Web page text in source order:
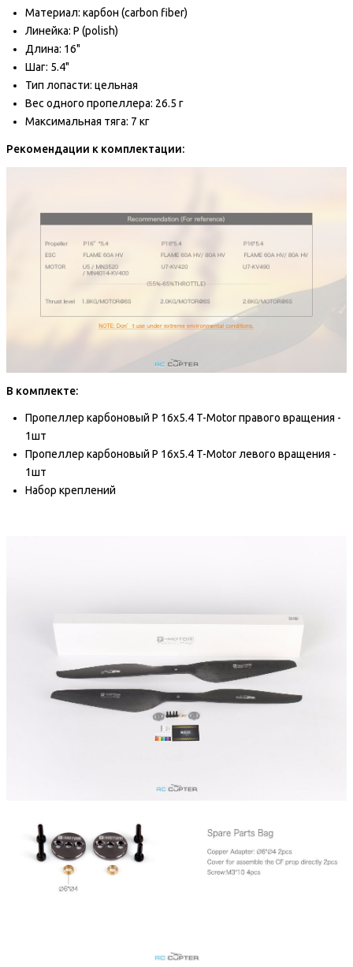
Материал: карбон (carbon fiber)
Линейка: P (polish)
Длина: 16"
Шаг: 5.4"
Тип лопасти: цельная
Вес одного пропеллера: 26.5 г
Максимальная тяга: 7 кг
Рекомендации к комплектации:
В комплекте:
Пропеллер карбоновый P 16x5.4 T-Motor правого вращения -
1шт
Пропеллер карбоновый P 16x5.4 T-Motor левого вращения -
1шт
Набор креплений